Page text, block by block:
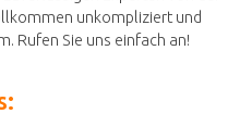
unkompliziert und
Rufen Sie uns einfach an!